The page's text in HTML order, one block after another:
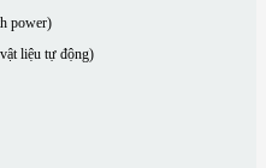
power)
liệu tự động)